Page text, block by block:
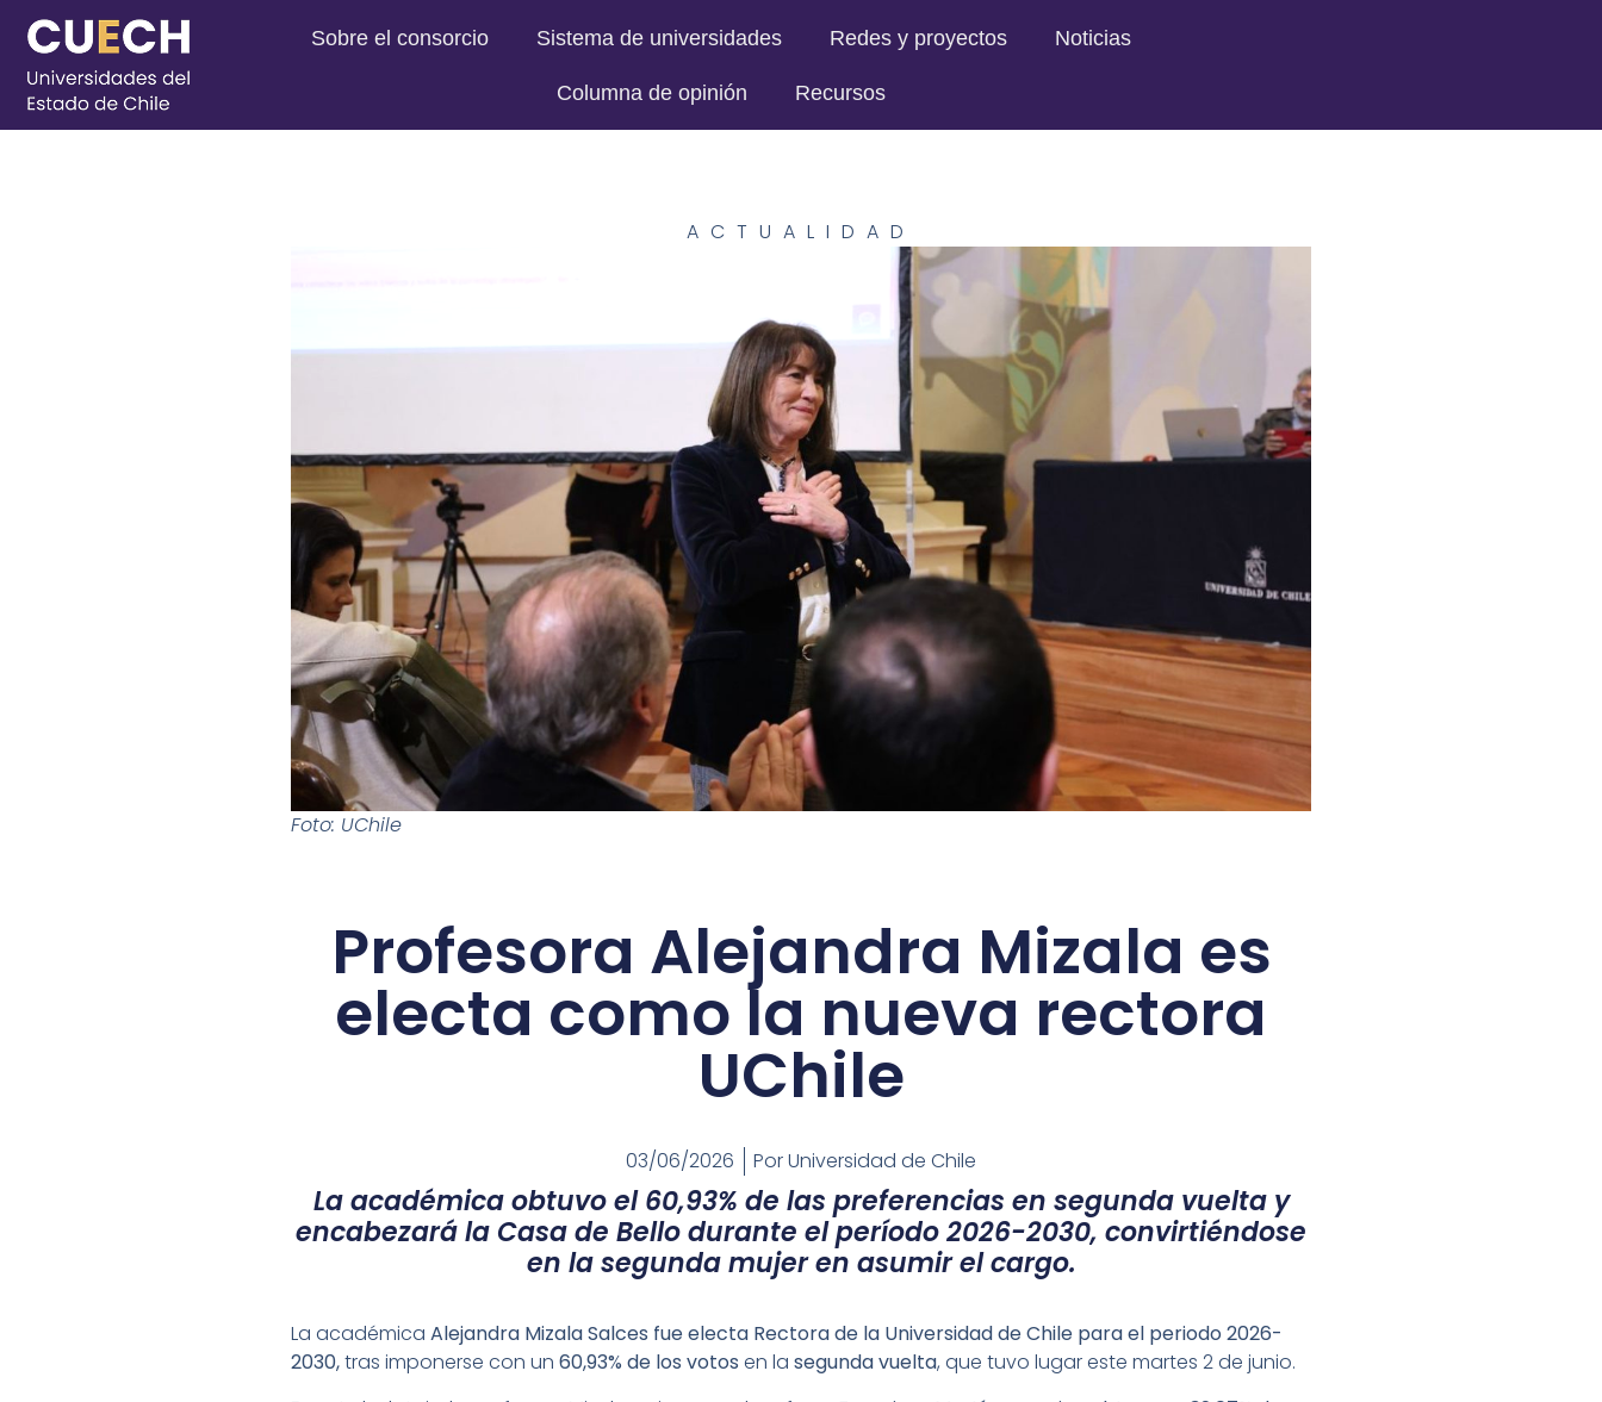
Sobre el consorcio Sistema de universidades Redes y proyectos Noticias
Columna de opinión Recursos
ACTUALIDAD
Foto: UChile
Profesora Alejandra Mizala es
electa como la nueva rectora
UChile
03/06/2026 PorUniversidad de Chile
La académica obtuvo el 60,93% de las preferencias en segunda vuelta y
encabezará la Casa de Bello durante el período 2026-2030, convirtiéndose
en la segunda mujer en asumir el cargo.
La académica Alejandra Mizala Salces fue electa Rectora de la Universidad de Chile para el periodo 2026-
2030,tras imponerse con un 60,93% de los votos en la segunda vuelta, que tuvo lugar este martes 2 de junio.